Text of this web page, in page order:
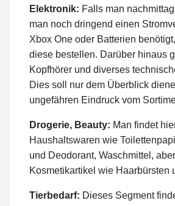
Elektronik: Falls man
man noch dringend einen
Xbox One oder Batterien
diese bestellen. Darüber hinaus
Kopfhörer und diverses
Dies soll nur dem Überblick
ungefähren Eindruck vom
Drogerie, Beauty: Man findet
Haushaltswaren wie
und Deodorant, Waschmittel,
Kosmetikartikel wie Haarbürsten
Tierbedarf: Dieses Segment